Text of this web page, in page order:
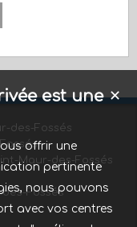
des-Fossés
Maur-des-Fossés
Fossés
✕
est une
offrir une
pertinente
nous pouvons
avec vos centres